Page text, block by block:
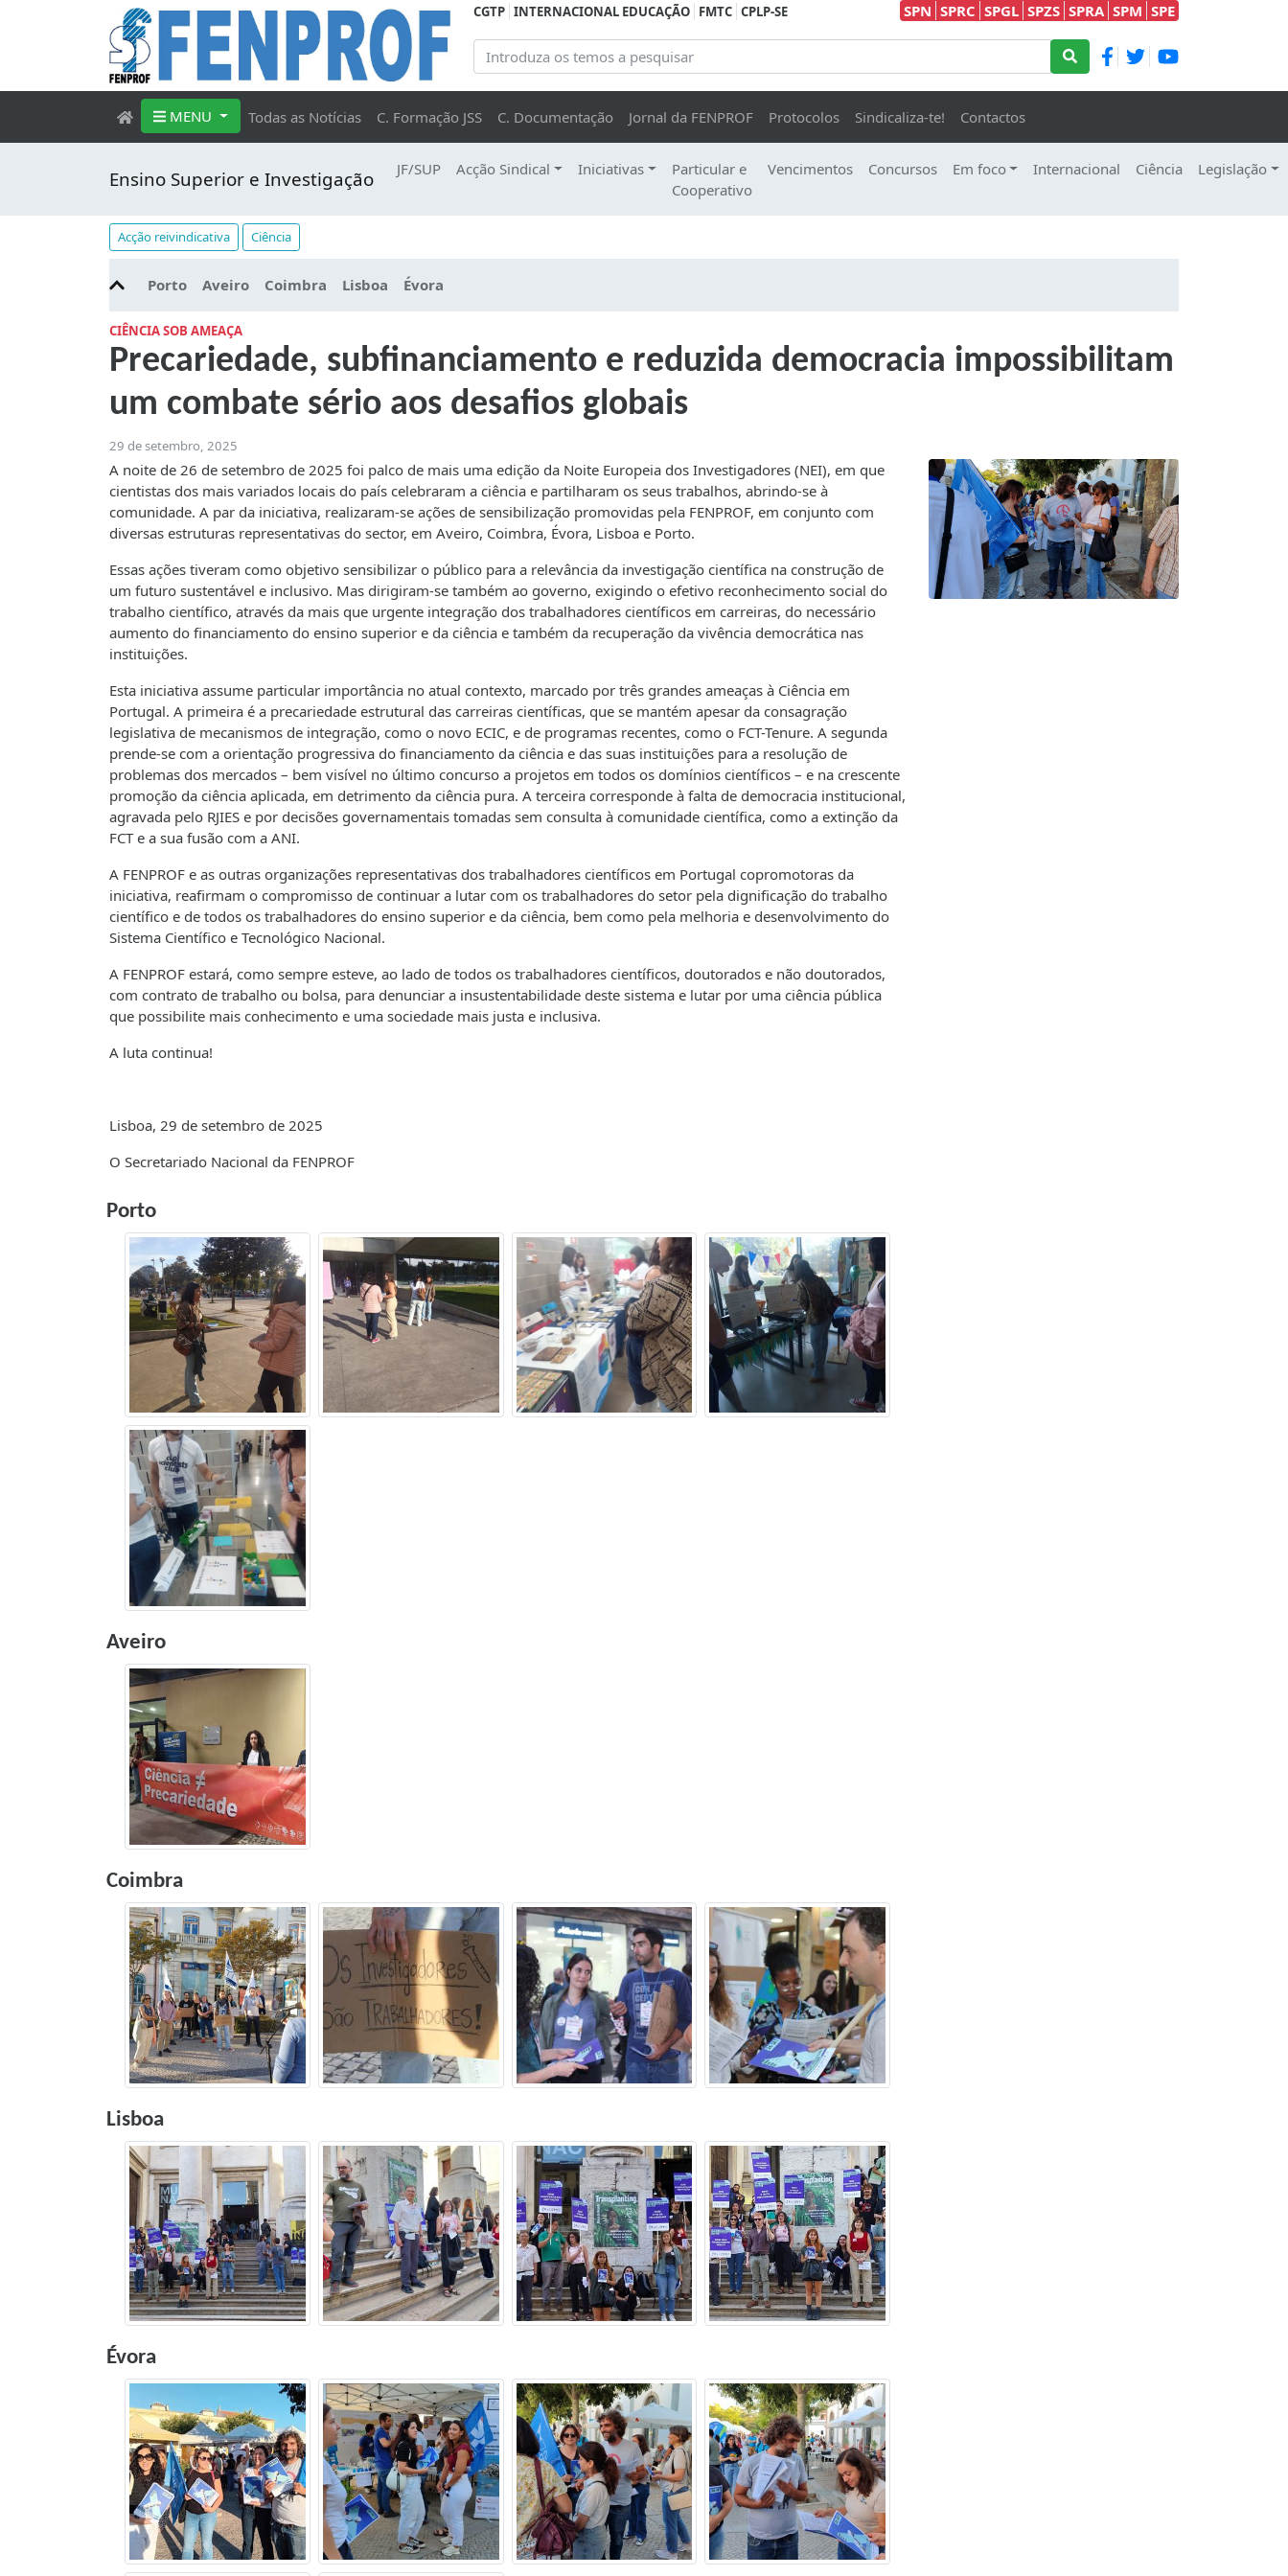
CGTP INTERNACIONAL EDUCAÇÃO FMTC CPLP-SE SPN SPRC SPGL SPZS SPRA SPM SPE
MENU Todas as Notícias C. Formação JSS C. Documentação Jornal da FENPROF Protocolos Sindicaliza-te! Contactos
Ensino Superior e Investigação JF/SUP Acção Sindical Iniciativas
Particular e
Cooperativo
Vencimentos Concursos Em foco Internacional Ciência Legislação
Acção reivindicativa Ciência
Porto Aveiro Coimbra Lisboa Évora
CIÊNCIA SOB AMEAÇA
Precariedade, subfinanciamento e reduzida democracia impossibilitam
um combate sério aos desafios globais
29 de setembro, 2025
A noite de 26 de setembro de 2025 foi palco de mais uma edição da Noite Europeia dos Investigadores (NEI), em que
cientistas dos mais variados locais do país celebraram a ciência e partilharam os seus trabalhos, abrindo-se à
comunidade. A par da iniciativa, realizaram-se ações de sensibilização promovidas pela FENPROF, em conjunto com
diversas estruturas representativas do sector, em Aveiro, Coimbra, Évora, Lisboa e Porto.
Essas ações tiveram como objetivo sensibilizar o público para a relevância da investigação científica na construção de
um futuro sustentável e inclusivo. Mas dirigiram-se também ao governo, exigindo o efetivo reconhecimento social do
trabalho científico, através da mais que urgente integração dos trabalhadores científicos em carreiras, do necessário
aumento do financiamento do ensino superior e da ciência e também da recuperação da vivência democrática nas
instituições.
Esta iniciativa assume particular importância no atual contexto, marcado por três grandes ameaças à Ciência em
Portugal. A primeira é a precariedade estrutural das carreiras científicas, que se mantém apesar da consagração
legislativa de mecanismos de integração, como o novo ECIC, e de programas recentes, como o FCT-Tenure. A segunda
prende-se com a orientação progressiva do financiamento da ciência e das suas instituições para a resolução de
problemas dos mercados – bem visível no último concurso a projetos em todos os domínios científicos – e na crescente
promoção da ciência aplicada, em detrimento da ciência pura. A terceira corresponde à falta de democracia institucional,
agravada pelo RJIES e por decisões governamentais tomadas sem consulta à comunidade científica, como a extinção da
FCT e a sua fusão com a ANI.
A FENPROF e as outras organizações representativas dos trabalhadores científicos em Portugal copromotoras da
iniciativa, reafirmam o compromisso de continuar a lutar com os trabalhadores do setor pela dignificação do trabalho
científico e de todos os trabalhadores do ensino superior e da ciência, bem como pela melhoria e desenvolvimento do
Sistema Científico e Tecnológico Nacional.
A FENPROF estará, como sempre esteve, ao lado de todos os trabalhadores científicos, doutorados e não doutorados,
com contrato de trabalho ou bolsa, para denunciar a insustentabilidade deste sistema e lutar por uma ciência pública
que possibilite mais conhecimento e uma sociedade mais justa e inclusiva.
A luta continua!
Lisboa, 29 de setembro de 2025
O Secretariado Nacional da FENPROF
Porto
Aveiro
Coimbra
Lisboa
Évora